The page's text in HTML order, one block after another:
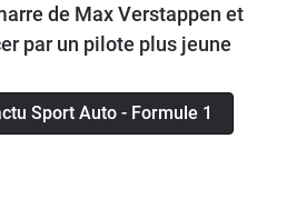
de Max Verstappen et
par un pilote plus jeune
Sport Auto - Formule 1